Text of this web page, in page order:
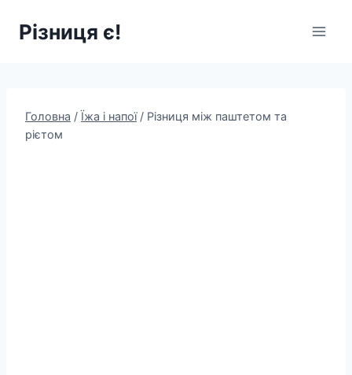
Різниця є!
Головна / Їжа і напої / Різниця між паштетом та
рієтом